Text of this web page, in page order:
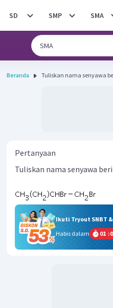
SD SMP SMA
Beranda Tuliskan nama senyawa
Pertanyaan
Tuliskan nama senyawa
Ikuti Tryout SNBT
Habis dalam
01 :